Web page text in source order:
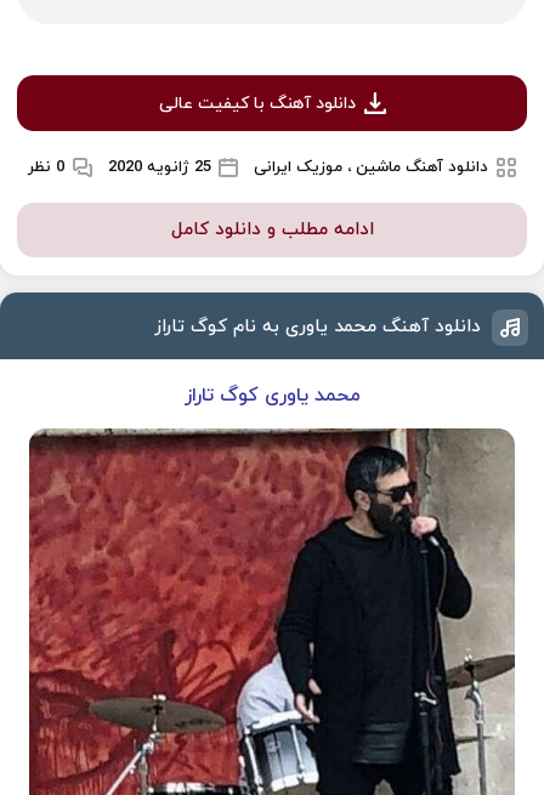
دانلود آهنگ با کیفیت عالی
دانلود آهنگ ماشین ، موزیک ایرانی 25 ژانویه 2020 0 نظر
ادامه مطلب و دانلود کامل
دانلود آهنگ محمد یاوری به نام کوگ تاراز
محمد یاوری کوگ تاراز